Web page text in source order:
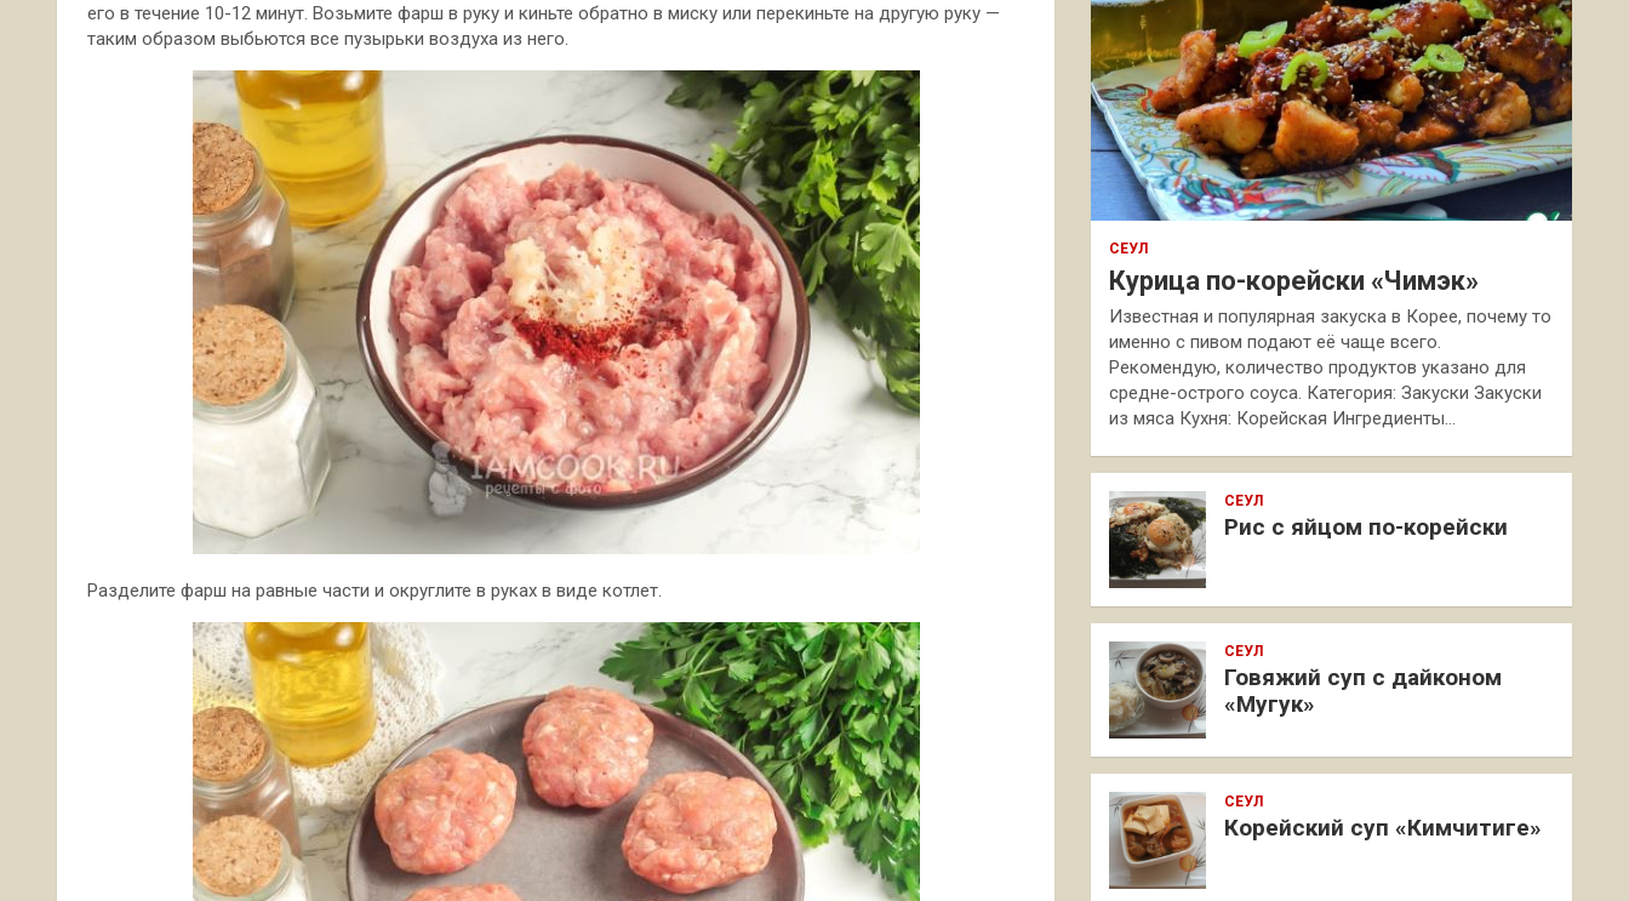
его в течение 10-12 минут. Возьмите фарш в руку и киньте обратно в миску или перекиньте на другую руку —
таким образом выбьются все пузырьки воздуха из него.
Разделите фарш на равные части и округлите в руках в виде котлет.
СЕУЛ
Курица по-корейски «Чимэк»
Известная и популярная закуска в Корее, почему то
именно с пивом подают её чаще всего.
Рекомендую, количество продуктов указано для
средне-острого соуса. Категория: Закуски Закуски
из мяса Кухня: Корейская Ингредиенты…
СЕУЛ
Рис с яйцом по-корейски
СЕУЛ
Говяжий суп с дайконом
«Мугук»
СЕУЛ
Корейский суп «Кимчитиге»